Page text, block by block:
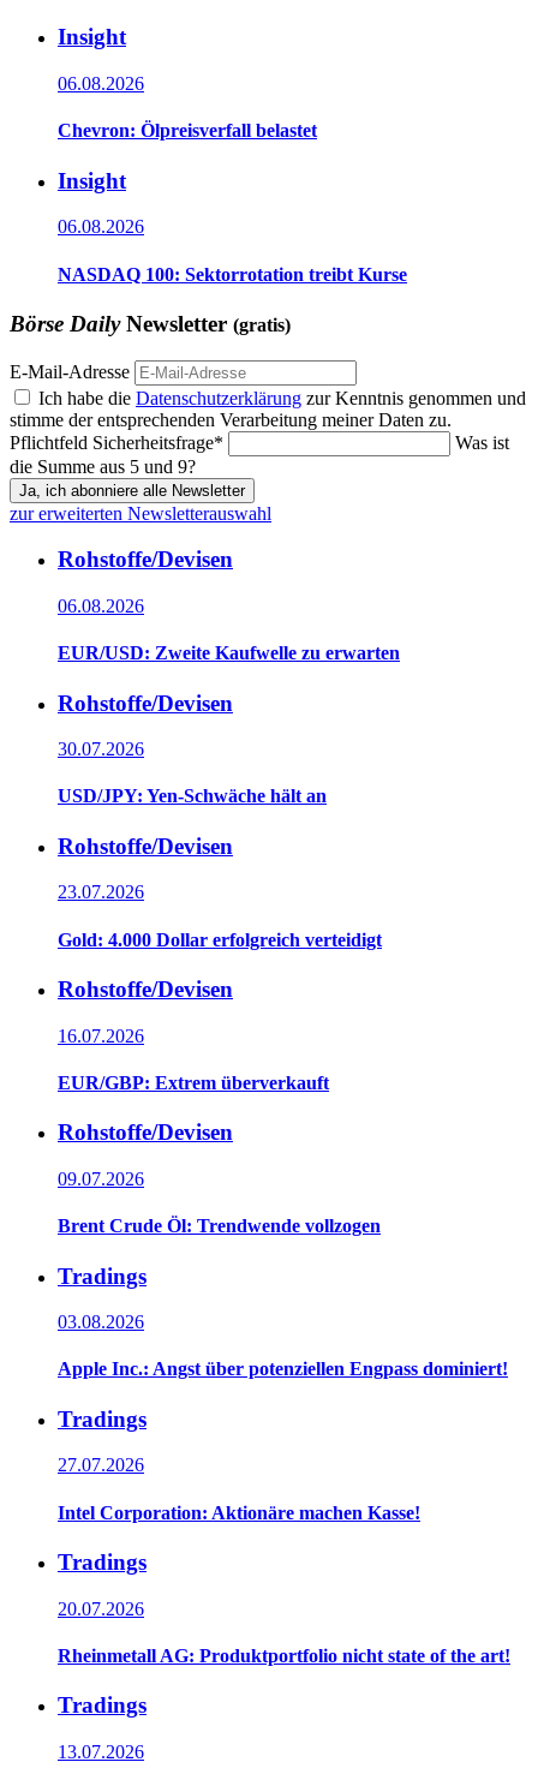
Insight
06.08.2026
Chevron: Ölpreisverfall belastet
Insight
06.08.2026
NASDAQ 100: Sektorrotation treibt Kurse
Börse DailyNewsletter (gratis)
E-Mail-Adresse
Ich habe die Datenschutzerklärung zur Kenntnis genommen und
stimme der entsprechenden Verarbeitung meiner Daten zu.
Pflichtfeld Sicherheitsfrage*
Was ist
die Summe aus 5 und 9?
Ja, ich abonniere alle Newsletter
zur erweiterten Newsletterauswahl
Rohstoffe/Devisen
06.08.2026
EUR/USD: Zweite Kaufwelle zu erwarten
Rohstoffe/Devisen
30.07.2026
USD/JPY: Yen-Schwäche hält an
Rohstoffe/Devisen
23.07.2026
Gold: 4.000 Dollar erfolgreich verteidigt
Rohstoffe/Devisen
16.07.2026
EUR/GBP: Extrem überverkauft
Rohstoffe/Devisen
09.07.2026
Brent Crude Öl: Trendwende vollzogen
Tradings
03.08.2026
Apple Inc.: Angst über potenziellen Engpass dominiert!
Tradings
27.07.2026
Intel Corporation: Aktionäre machen Kasse!
Tradings
20.07.2026
Rheinmetall AG: Produktportfolio nicht state of the art!
Tradings
13.07.2026